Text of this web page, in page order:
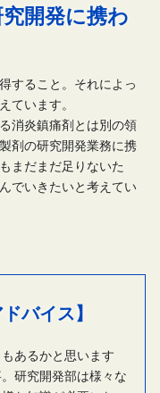
開発に携わ
すること。それによっ
ています。
消炎鎮痛剤とは別の領
剤の研究開発業務に携
まだまだ足りないた
でいきたいと考えてい
バイス】
あるかと思います
研究開発部は様々な